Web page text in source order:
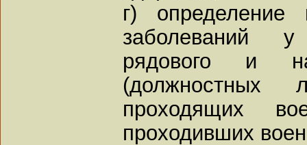
г) определение
заболеваний
рядового и
(должностных
проходящих
проходивших